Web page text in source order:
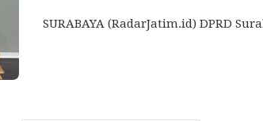
SURABAYA (RadarJatim.id) DPRD